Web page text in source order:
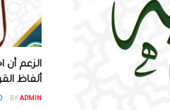
الزعم أن
ألفاظ
BY ADMIN